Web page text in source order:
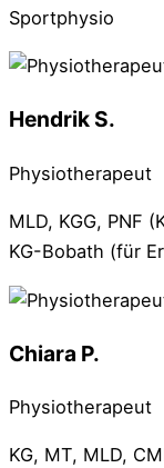
Sportphysio
Hendrik S.
Physiotherapeut
MLD, KGG, PNF
KG-Bobath (für
Chiara P.
Physiotherapeut
KG, MT, MLD,